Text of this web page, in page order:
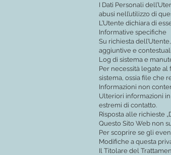
I Dati Personali
abusi nell’utilizzo di
L’Utente dichiara di
Informative specifiche
Su richiesta
aggiuntive e
Log di sistema e
Per necessità legate
sistema, ossia file che
Informazioni non
Ulteriori informazioni
estremi di contatto.
Risposta alle richieste
Questo Sito Web non
Per scoprire se gli
Modifiche a questa
Il Titolare del